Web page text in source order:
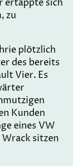
ertappte sich
zu
plötzlich
des bereits
Vier. Es
Kunden
eines VW
sitzen